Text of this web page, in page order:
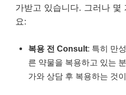
가받고 있습니다. 그러나 몇
요:
복용 전 Consult: 특히 만
른 약물을 복용하고 있는
가와 상담 후 복용하는 것